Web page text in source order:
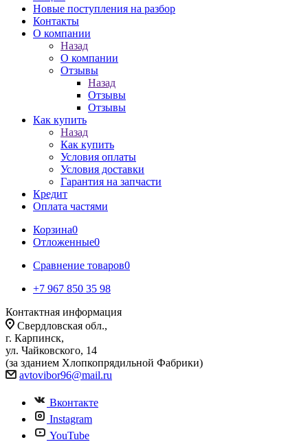
Новые поступления на разбор
Контакты
О компании
Назад
О компании
Отзывы
Назад
Отзывы
Отзывы
Как купить
Назад
Как купить
Условия оплаты
Условия доставки
Гарантия на запчасти
Кредит
Оплата частями
Корзина0
Отложенные0
Сравнение товаров0
+7 967 850 35 98
Контактная информация
Свердловская обл.,
г. Карпинск,
ул. Чайковского, 14
(за зданием Хлопкопрядильной Фабрики)
avtovibor96@mail.ru
Вконтакте
Instagram
YouTube